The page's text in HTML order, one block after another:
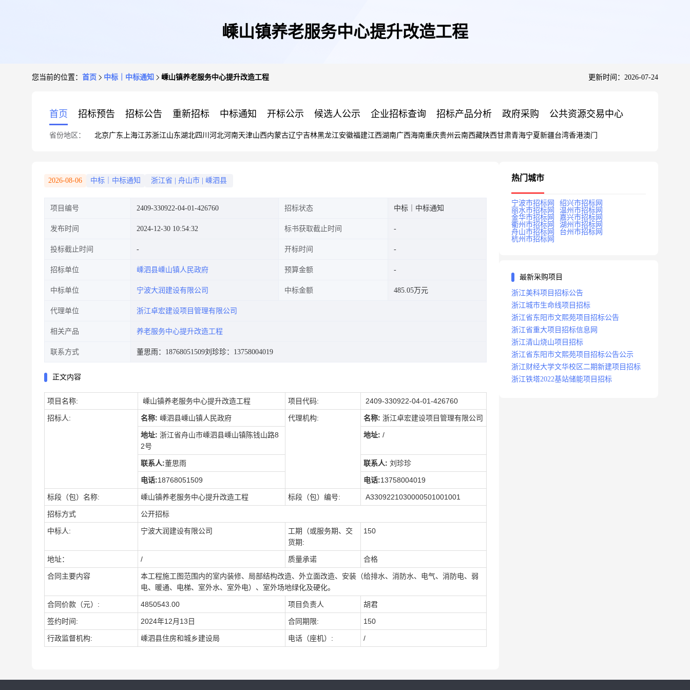
嵊山镇养老服务中心提升改造工程
您当前的位置： 首页 中标｜中标通知 嵊山镇养老服务中心提升改造工程 更新时间：2026-07-24
首页 招标预告 招标公告 重新招标 中标通知 开标公示 候选人公示 企业招标查询 招标产品分析 政府采购 公共资源交易中心
省份地区： 北京广东 上海江苏浙江山东湖北四川 河北河南天津山西内蒙古辽宁吉林黑龙江安徽福建江西湖南广西海南重庆贵州 云南西藏陕西甘肃青海宁夏新疆台湾香港澳门
2026-08-06 中标｜中标通知 浙江省 舟山市 嵊泗县
项目编号 2409-330922-04-01-426760 招标状态 中标｜中标通知
发布时间 2024-12-30 10:54:32 标书获取截止时间
投标截止时间 开标时间
招标单位 嵊泗县嵊山镇人民政府 预算金额
中标单位 宁波大润建设有限公司 中标金额 485.05万元
代理单位 浙江卓宏建设项目管理有限公司
相关产品 养老服务中心提升改造工程
联系方式 董思雨：18768051509刘珍珍：13758004019
正文内容
项目名称: 嵊山镇养老服务中心提升改造工程 项目代码: 2409-330922-04-01-426760
招标人: 名称: 嵊泗县嵊山镇人民政府 代理机构: 名称: 浙江卓宏建设项目管理有限公司
地址: 浙江省舟山市嵊泗县嵊山镇陈钱山路8
2号
地址: /
联系人:董思雨 联系人: 刘珍珍
电话:18768051509 电话:13758004019
标段（包）名称: 嵊山镇养老服务中心提升改造工程 标段（包）编号: A3309221030000501001001
招标方式 公开招标
中标人: 宁波大润建设有限公司
工期（或服务期、交
货期:
150
地址： / 质量承诺 合格
合同主要内容
本工程施工图范围内的室内装修、局部结构改造、外立面改造、安装（给排水、消防水、电气、消防电、弱
电、暖通、电梯、室外水、室外电）、室外场地绿化及硬化。
合同价款（元） : 4850543.00 项目负责人 胡君
签约时间: 2024年12月13日 合同期限: 150
行政监督机构: 嵊泗县住房和城乡建设局 电话（座机） : /
热门城市
宁波市招标网
绍兴市招标网
丽水市招标网
温州市招标网
金华市招标网
嘉兴市招标网
衢州市招标网
湖州市招标网
舟山市招标网
台州市招标网
杭州市招标网
最新采购项目
浙江美科项目招标公告
浙江城市生命线项目招标
浙江省东阳市文熙苑项目招标公告
浙江省重大项目招标信息网
浙江清山烧山项目招标
浙江省东阳市文熙苑项目招标公告公示
浙江财经大学文华校区二期新建项目招标
浙江铁塔2022基站储能项目招标